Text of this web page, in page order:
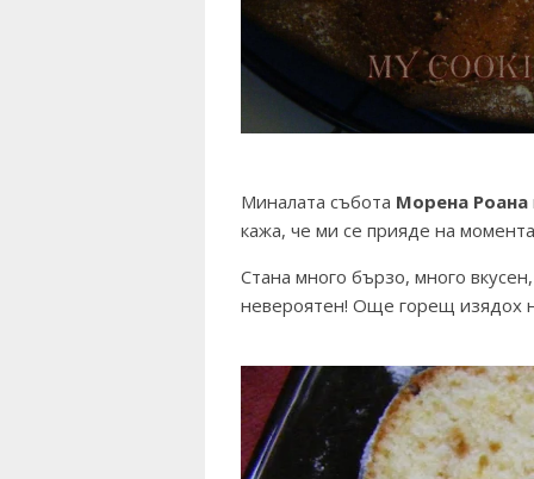
Миналата събота Морена Роана
кажа, че ми се прияде на
Стана много бързо, много
невероятен! Още горещ изядох